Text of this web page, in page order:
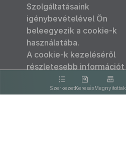
SzerkezetKeresésMegnyitottak
Szolgáltatásaink
igénybevételével Ön
beleegyezik a cookie-k
használatába.
A cookie-k kezeléséről
részletesebb információt
kattintva olvashat.